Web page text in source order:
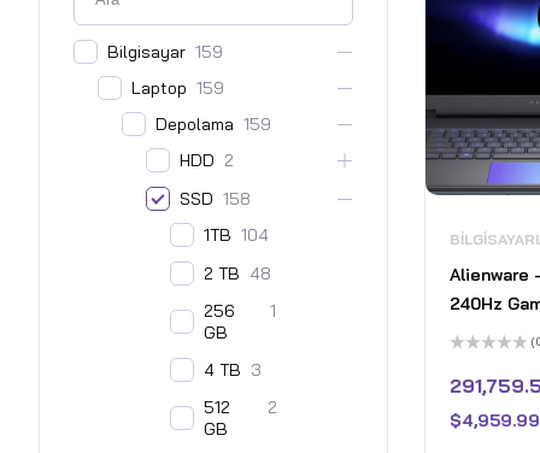
Bilgisayar 159
Laptop 159
Depolama 159
HDD 2
SSD 158
1TB 104
2 TB 48
256
GB
1
4 TB 3
512
GB
2
Alienware
240Hz
WQXGA -
Memory -
GeForce
üzerinden
0
aldı
$